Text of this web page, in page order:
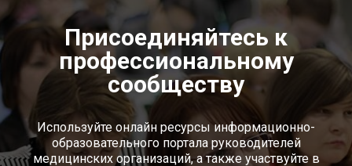
Присоединяйтесь к
профессиональному
сообществу
Используйте онлайн ресурсы информационно-
образовательного портала руководителей
медицинских организаций, а также участвуйте в